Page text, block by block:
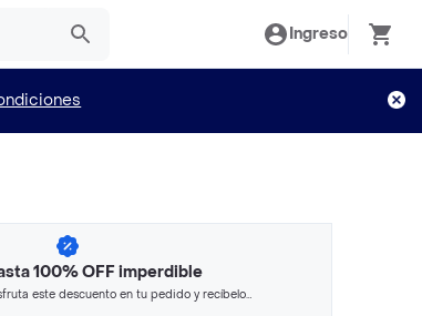
Ingreso
100% OFF imperdible
este descuento en tu pedido y recíbelo